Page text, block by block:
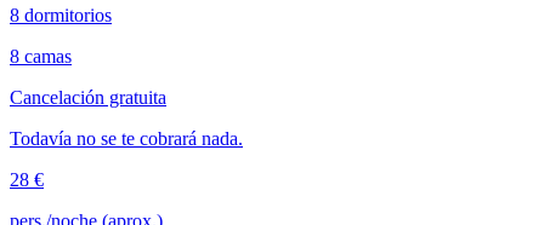
8 dormitorios
8 camas
Cancelación gratuita
Todavía no se te cobrará nada.
28 €
pers./noche (aprox.)